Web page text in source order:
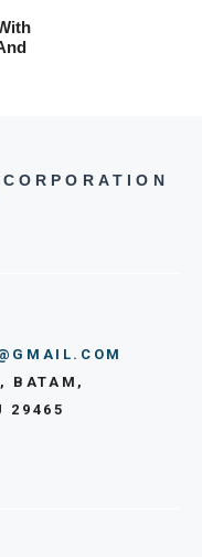
BATAM,
29465